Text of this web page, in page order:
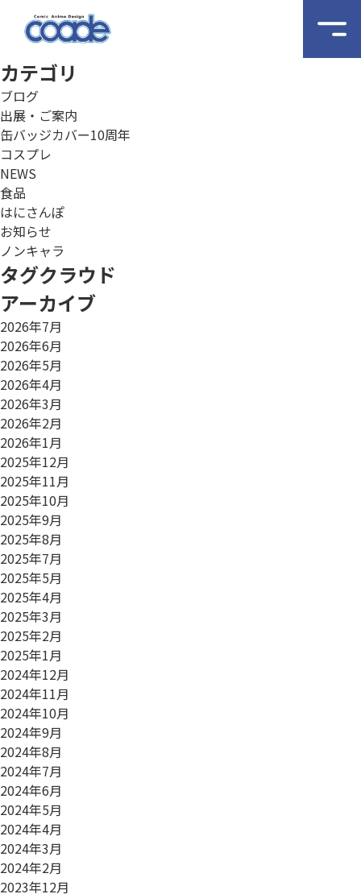
カテゴリ
ブログ
出展・ご案内
缶バッジカバー10周年
コスプレ
NEWS
食品
はにさんぽ
お知らせ
ノンキャラ
タグクラウド
アーカイブ
2026年7月
2026年6月
2026年5月
2026年4月
2026年3月
2026年2月
2026年1月
2025年12月
2025年11月
2025年10月
2025年9月
2025年8月
2025年7月
2025年5月
2025年4月
2025年3月
2025年2月
2025年1月
2024年12月
2024年11月
2024年10月
2024年9月
2024年8月
2024年7月
2024年6月
2024年5月
2024年4月
2024年3月
2024年2月
2023年12月